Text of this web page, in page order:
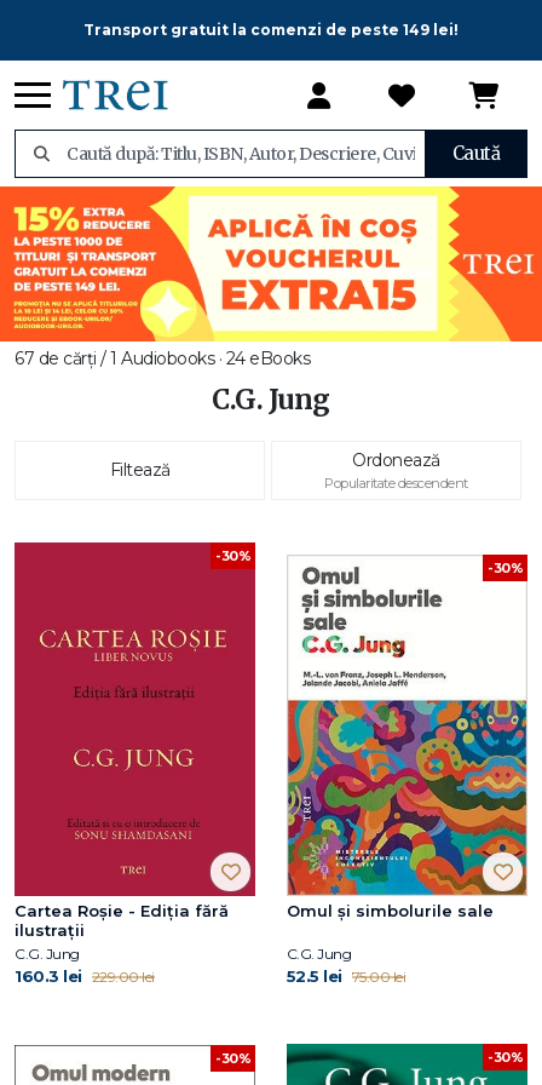
Transport gratuit la comenzi de peste 149 lei!
Caută
67 de cărți / 1 Audiobooks · 24 eBooks
C.G. Jung
Filtează Ordonează
Popularitate descendent
-30%
Cartea Roșie - Ediția fără
ilustrații
C.G. Jung
160.3 lei 229.00 lei
-30%
Omul și simbolurile sale
C.G. Jung
52.5 lei 75.00 lei
-30% -30%